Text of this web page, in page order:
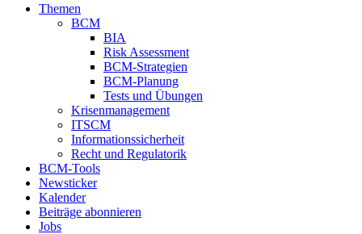
Themen
BCM
BIA
Risk Assessment
BCM-Strategien
BCM-Planung
Tests und Übungen
Krisenmanagement
ITSCM
Informationssicherheit
Recht und Regulatorik
BCM-Tools
Newsticker
Kalender
Beiträge abonnieren
Jobs